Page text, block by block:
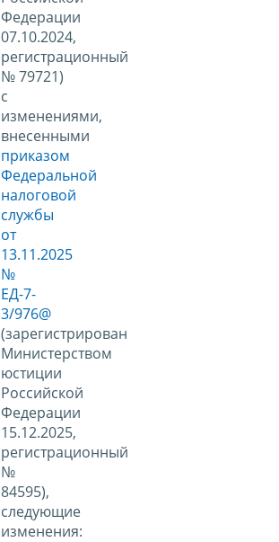
Федерации
07.10.2024,
регистрационный
№ 79721)
с
изменениями,
внесенными
приказом
Федеральной
налоговой
службы
от
13.11.2025
№
ЕД-7-
3/976@
(зарегистрирован
Министерством
юстиции
Российской
Федерации
15.12.2025,
регистрационный
№
84595),
следующие
изменения: